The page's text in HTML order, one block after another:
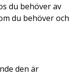
du behöver av
du behöver och
den är